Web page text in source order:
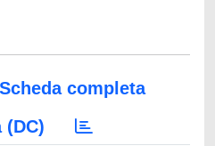
Scheda completa
(DC)